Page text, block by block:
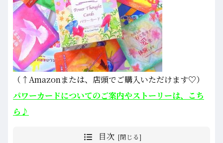
（↑Amazonまたは、店頭でご購入いただけます♡）
パワーカードについてのご案内やストーリーは、こち
ら♪
目次